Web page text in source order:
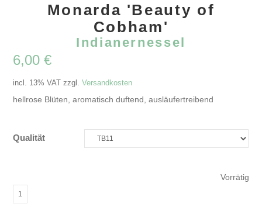
Monarda 'Beauty of
Cobham'
Indianernessel
6,00€
incl. 13% VAT zzgl.Versandkosten
hellrose Blüten, aromatisch duftend, ausläufertreibend
Qualität
Vorrätig
Monarda